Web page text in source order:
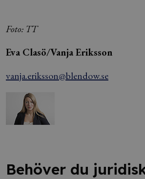
Foto: TT
Eva Clasö/Vanja Eriksson
vanja.eriksson@blendow.se
Behöver du